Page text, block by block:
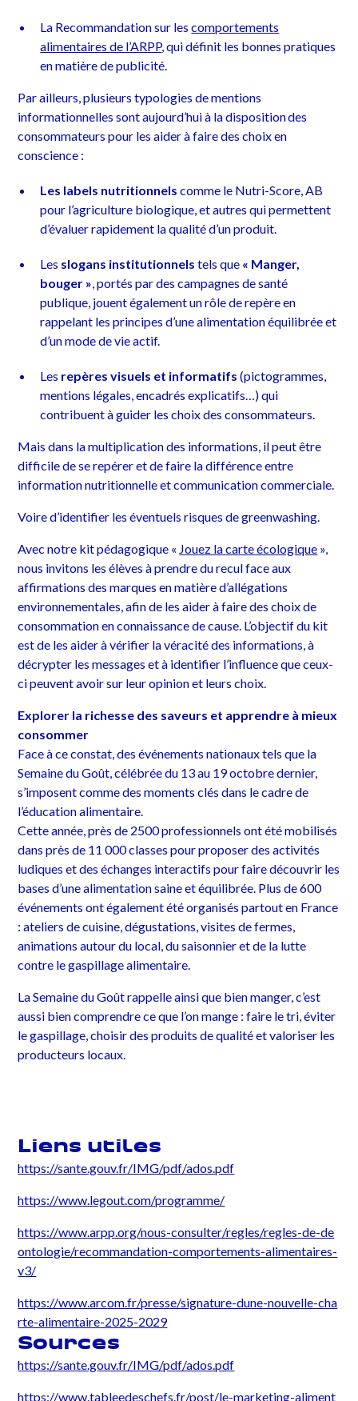
La Recommandation sur lescomportements
alimentaires de l’ARPP, qui définit les bonnes pratiques
en matière de publicité.
Par ailleurs, plusieurs typologies de mentions
informationnelles sont aujourd’hui à la disposition des
consommateurs pour les aider à faire des choix en
conscience :
Les labels nutritionnels comme le Nutri-Score, AB
pour l’agriculture biologique, et autres qui permettent
d’évaluer rapidement la qualité d’un produit.
Les slogans institutionnels tels que « Manger,
bouger », portés par des campagnes de santé
publique, jouent également un rôle de repère en
rappelant les principes d’une alimentation équilibrée et
d’un mode de vie actif.
Les repères visuels et informatifs (pictogrammes,
mentions légales, encadrés explicatifs…) qui
contribuent à guider les choix des consommateurs.
Mais dans la multiplication des informations, il peut être
difficile de se repérer et de faire la différence entre
information nutritionnelle et communication commerciale.
Voire d’identifier les éventuels risques de greenwashing.
Avec notre kit pédagogique « Jouez la carte écologique »,
nous invitons les élèves à prendre du recul face aux
affirmations des marques en matière d’allégations
environnementales, afin de les aider à faire des choix de
consommation en connaissance de cause. L’objectif du kit
est de les aider à vérifier la véracité des informations, à
décrypter les messages et à identifier l’influence que ceux-
ci peuvent avoir sur leur opinion et leurs choix.
Explorer la richesse des saveurs et apprendre à mieux
consommer
Face à ce constat, des événements nationaux tels que la
Semaine du Goût, célébrée du 13 au 19 octobre dernier,
s’imposent comme des moments clés dans le cadre de
l’éducation alimentaire.
Cette année, près de 2500 professionnels ont été mobilisés
dans près de 11 000 classes pour proposer des activités
ludiques et des échanges interactifs pour faire découvrir les
bases d’une alimentation saine et équilibrée. Plus de 600
événements ont également été organisés partout en France
: ateliers de cuisine, dégustations, visites de fermes,
animations autour du local, du saisonnier et de la lutte
contre le gaspillage alimentaire.
La Semaine du Goût rappelle ainsi que bien manger, c’est
aussi bien comprendre ce que l’on mange : faire le tri, éviter
le gaspillage, choisir des produits de qualité et valoriser les
producteurs locaux.
Liens utiles
https://sante.gouv.fr/IMG/pdf/ados.pdf
https://www.legout.com/programme/
https://www.arpp.org/nous-consulter/regles/regles-de-de
ontologie/recommandation-comportements-alimentaires-
v3/
https://www.arcom.fr/presse/signature-dune-nouvelle-cha
rte-alimentaire-2025-2029
Sources
https://sante.gouv.fr/IMG/pdf/ados.pdf
https://www.tableedeschefs.fr/post/le-marketing-aliment